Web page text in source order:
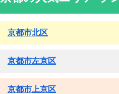
京都市北区
京都市左京区
京都市上京区